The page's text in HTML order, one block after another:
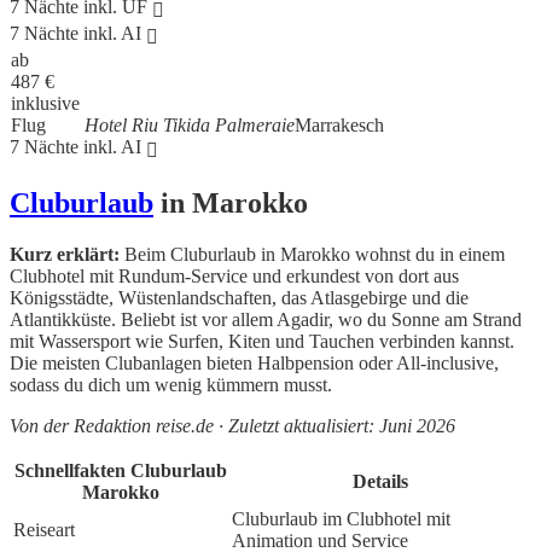
7 Nächte inkl. ÜF
7 Nächte inkl. AI
ab
487 €
inklusive
Flug
Hotel Riu Tikida PalmeraieMarrakesch
7 Nächte inkl. AI
Cluburlaub in Marokko
Kurz erklärt: Beim Cluburlaub in Marokko wohnst du in einem
Clubhotel mit Rundum-Service und erkundest von dort aus
Königsstädte, Wüstenlandschaften, das Atlasgebirge und die
Atlantikküste. Beliebt ist vor allem Agadir, wo du Sonne am Strand
mit Wassersport wie Surfen, Kiten und Tauchen verbinden kannst.
Die meisten Clubanlagen bieten Halbpension oder All-inclusive,
sodass du dich um wenig kümmern musst.
Von der Redaktion reise.de · Zuletzt aktualisiert: Juni 2026
Schnellfakten Cluburlaub
Marokko
Details
Reiseart
Cluburlaub im Clubhotel mit
Animation und Service